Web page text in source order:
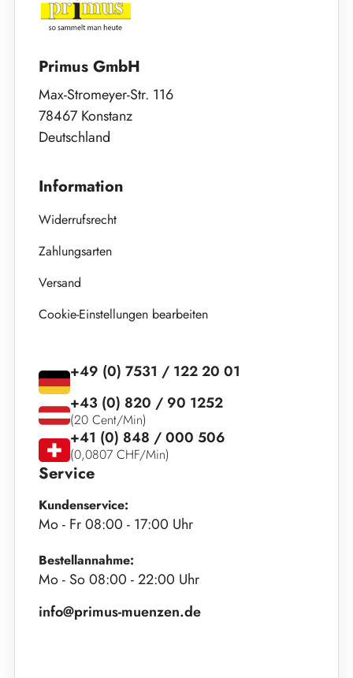
Primus GmbH
Max-Stromeyer-Str. 116
78467 Konstanz
Deutschland
Information
Widerrufsrecht
Zahlungsarten
Versand
Cookie-Einstellungen bearbeiten
Service
Kundenservice:
Mo - Fr 08:00 - 17:00 Uhr
Bestellannahme:
Mo - So 08:00 - 22:00 Uhr
info@primus-muenzen.de
+49 (0) 7531 / 122 20 01
+43 (0) 820 / 90 1252
(20 Cent/Min)
+41 (0) 848 / 000 506
(0,0807 CHF/Min)